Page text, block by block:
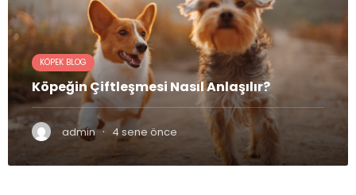
KÖPEK BLOG
Köpeğin Çiftleşmesi Nasıl Anlaşılır?
admin · 4 sene önce